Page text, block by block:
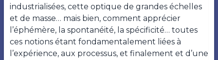
industrialisées, cette optique de grandes échelles
et de masse… mais bien, comment apprécier
l’éphémère, la spontanéité, la spécificité… toutes
ces notions étant fondamentalement liées à
l’expérience, aux processus, et finalement et d’une